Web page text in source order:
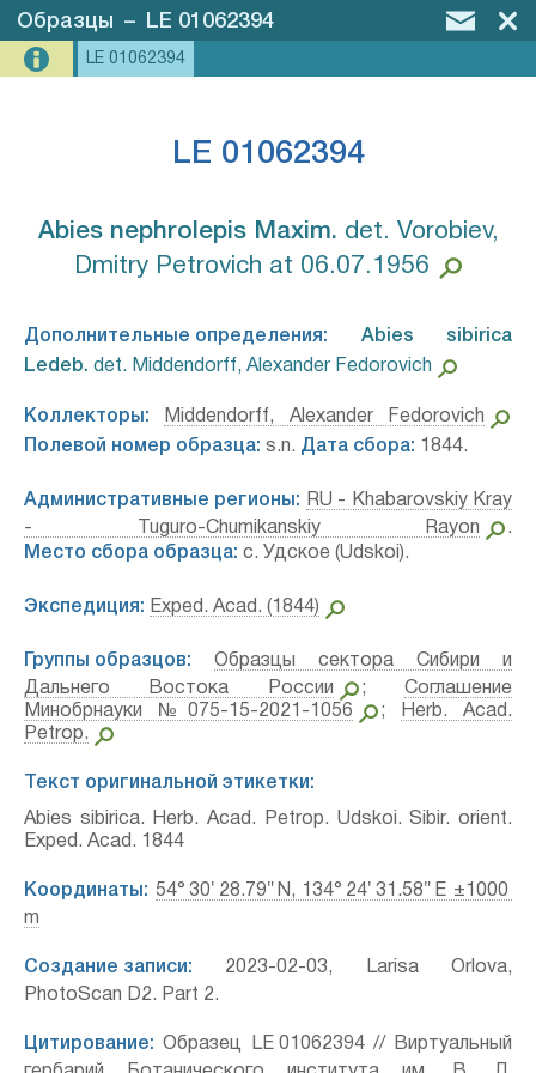
Образцы – LE 01062394
LE 01062394
LE 01062394
Abies nephrolepis Maxim.⁣ det. Vorobiev,
Dmitry Petrovich at 06.07.1956
Дополнительные определения:
Abies sibirica
Ledeb.⁣ det. Middendorff, Alexander Fedorovich
Коллекторы:
Middendorff, Alexander Fedorovich
Полевой номер образца: s.n. Дата сбора: 1844.
Административные регионы:
RU - Khabarovskiy Kray
- Tuguro-Chumikanskiy Rayon
.
Место сбора образца: с. Удское (Udskoi).
Экспедиция: Exped. Acad. (1844)
Группы образцов:
Образцы сектора Сибири и
Дальнего Востока России
; Соглашение
Минобрнауки №075-15-2021-1056
;
Herb. Acad.
Petrop.
Текст оригинальной этикетки:
Abies sibirica. Herb. Acad. Petrop. Udskoi. Sibir. orient.
Exped. Acad. 1844
Координаты: 54° 30′ 28.79″ N, 134° 24′ 31.58″ E ±1000
m
Создание записи: 2023-02-03, Larisa Orlova,
PhotoScan D2. Part 2.
Цитирование: Образец LE 01062394 // Виртуальный